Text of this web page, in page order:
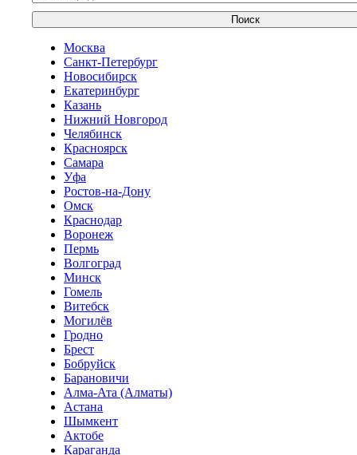
Поиск
Москва
Санкт-Петербург
Новосибирск
Екатеринбург
Казань
Нижний Новгород
Челябинск
Красноярск
Самара
Уфа
Ростов-на-Дону
Омск
Краснодар
Воронеж
Пермь
Волгоград
Минск
Гомель
Витебск
Могилёв
Гродно
Брест
Бобруйск
Барановичи
Алма-Ата (Алматы)
Астана
Шымкент
Актобе
Караганда